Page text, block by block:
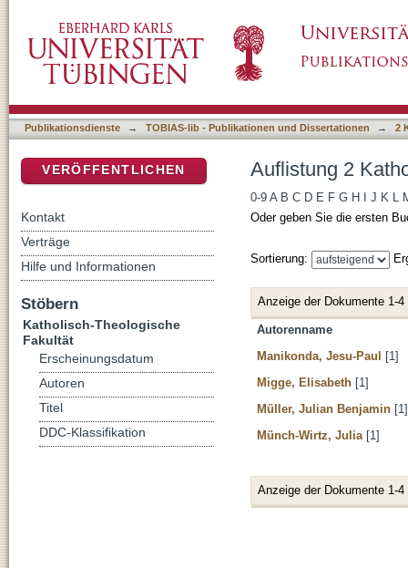
Publikationsdienste → TOBIAS-lib - Publikationen und Dissertationen → 2
Auflistung 2
0-9 A B C D E F G H J K L
Oder geben Sie die ersten
Sortierung:
Anzeige der Dokumente 1-4
Autorenname
Manikonda, Jesu-Paul [1]
Migge, Elisabeth [1]
Müller, Julian Benjamin [1]
Münch-Wirtz, Julia [1]
Anzeige der Dokumente 1-4
VERÖFFENTLICHEN
Kontakt
Verträge
Hilfe und Informationen
Stöbern
Katholisch-Theologische
Fakultät
Erscheinungsdatum
Autoren
Titel
DDC-Klassifikation